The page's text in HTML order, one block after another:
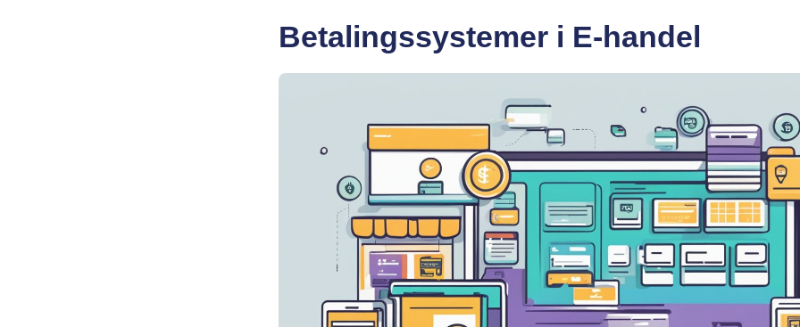
Betalingssystemer i E-handel